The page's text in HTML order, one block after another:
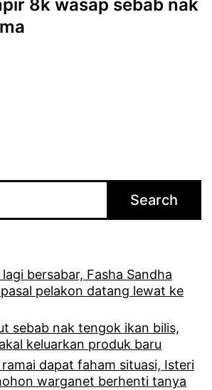
8k wasap sebab nak
Search
bersabar, Fasha Sandha
pelakon datang lewat ke
sebab nak tengok ikan bilis,
keluarkan produk baru
dapat faham situasi, Isteri
warganet berhenti tanya